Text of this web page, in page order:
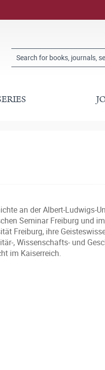
an der Albert-Ludwigs-
Seminar Freiburg und
Freiburg, ihre
, Wissenschafts- und
im Kaiserreich.